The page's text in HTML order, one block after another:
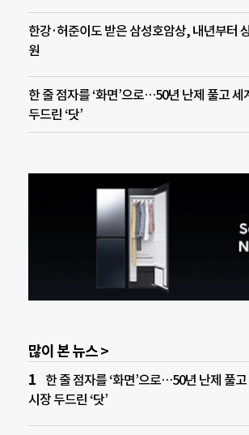
한강·허준이도 받은 삼성호암상, 내년부터
원
한 줄 점자를 ‘화면’으로…50년 난제 풀고 세
두드린 ‘닷’
많이 본 뉴스 >
한 줄 점자를 ‘화면’으로…50년 난제 풀고
시장 두드린 ‘닷’